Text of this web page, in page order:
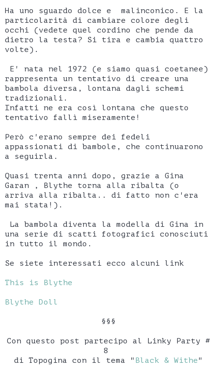
Ha uno sguardo dolce e malinconico. E la
particolarità di cambiare colore degli
occhi (vedete quel cordino che pende da
dietro la testa? Si tira e cambia quattro
volte).
E' nata nel 1972 (e siamo quasi coetanee)
rappresenta un tentativo di creare una
bambola diversa, lontana dagli schemi
tradizionali.
Infatti ne era così lontana che questo
tentativo fallì miseramente!
Però c'erano sempre dei fedeli
appassionati di bambole, che continuarono
a seguirla.
Quasi trenta anni dopo, grazie a Gina
Garan , Blythe torna alla ribalta (o
arriva alla ribalta.. di fatto non c'era
mai stata!).
La bambola diventa la modella di Gina in
una serie di scatti fotografici conosciuti
in tutto il mondo.
Se siete interessati ecco alcuni link
This is Blythe
Blythe Doll
§§§
Con questo post partecipo al Linky Party #
8
di Topogina con il tema " Black & Withe"